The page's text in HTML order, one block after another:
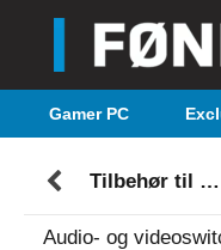
Gamer PC
Tilbehør til TV og Hi-Fi
Audio- og